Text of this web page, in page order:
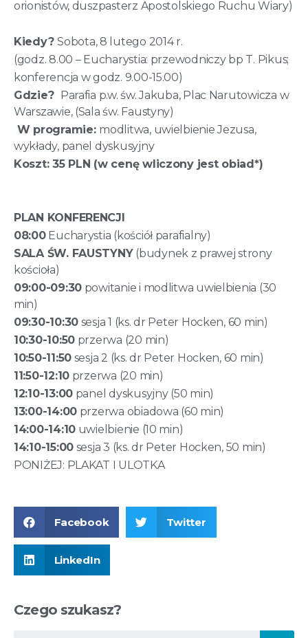
orionistów, duszpasterz Apostolskiego Ruchu Wiary)
Kiedy?Sobota, 8 lutego 2014 r.
(godz. 8.00 – Eucharystia: przewodniczy bp T. Pikus;
konferencja w godz. 9.00-15.00)
Gdzie? Parafia p.w. św. Jakuba, Plac Narutowicza w
Warszawie, (Sala św. Faustyny)
W programie: modlitwa, uwielbienie Jezusa,
wykłady, panel dyskusyjny
Koszt: 35 PLN (w cenę wliczony jest obiad*)
PLAN KONFERENCJI
08:00Eucharystia (kościół parafialny)
SALA ŚW. FAUSTYNY(budynek z prawej strony
kościoła)
09:00-09:30 powitanie i modlitwa uwielbienia (30
min)
09:30-10:30 sesja 1 (ks. dr Peter Hocken, 60 min)
10:30-10:50 przerwa (20 min)
10:50-11:50 sesja 2 (ks. dr Peter Hocken, 60 min)
11:50-12:10 przerwa (20 min)
12:10-13:00 panel dyskusyjny (50 min)
13:00-14:00 przerwa obiadowa (60 min)
14:00-14:10 uwielbienie (10 min)
14:10-15:00 sesja 3 (ks. dr Peter Hocken, 50 min)
PONIŻEJ: PLAKAT I ULOTKA
Facebook Twitter
LinkedIn
Czego szukasz?